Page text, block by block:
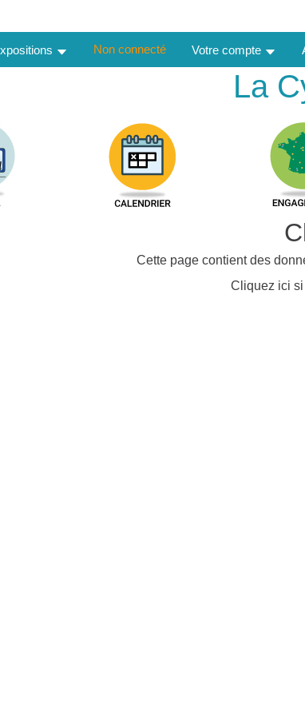
Non connecté Votre compte
La
Cette page contient des
Cliquez ici